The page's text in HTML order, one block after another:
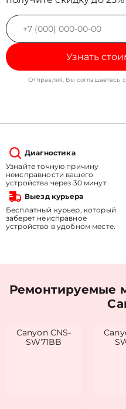
Узнать
Отправляя, Вы соглашаетесь с
Диагностика
Узнайте точную причину
неисправности вашего
устройства через 30 минут
Выезд курьера
Бесплатный курьер, который
заберет неисправное
устройство в удобном месте.
Ремонтируемые
Canyon CNS-
SW71BB